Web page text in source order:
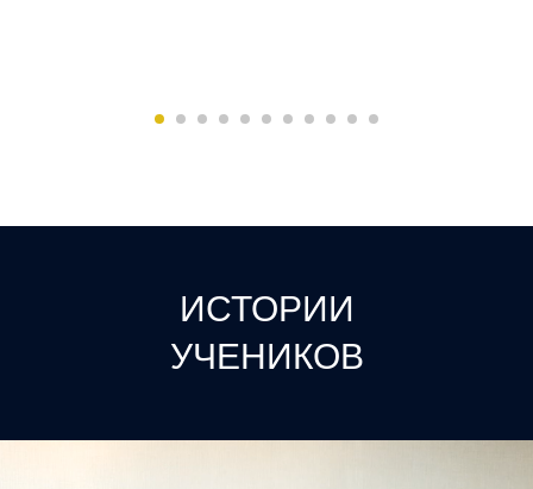
ИСТОРИИ
УЧЕНИКОВ